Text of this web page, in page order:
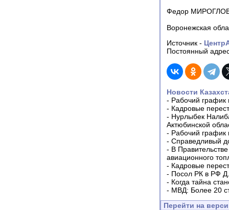
Федор
Воронежская
Источник -
Постоянный
Новости
- Рабочий график
- Кадровые
- Нурлыбек
Актюбинской
- Рабочий график
- Справедливый
- В
авиационного
- Кадровые
- Посол РК в РФ
- Когда тайна
- МВД: Более 20
Перейти на